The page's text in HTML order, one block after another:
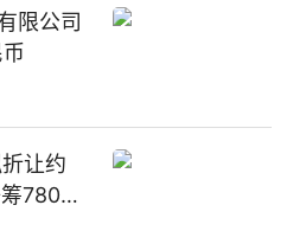
限公司
让约
780万